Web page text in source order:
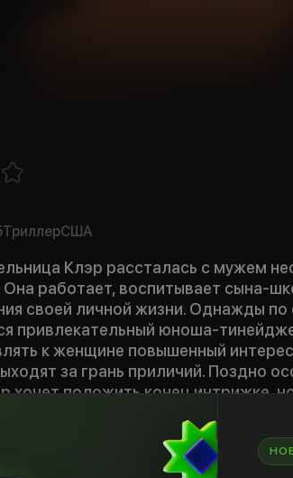
ТриллерСША
Клэр рассталась с мужем
работает, воспитывает сына-
своей личной жизни. Однажды по
привлекательный юноша-
к женщине повышенный
за грань приличий. Поздно
хочет положить конец интрижке,
зловещий оборот…
she couldn't resist, an obsession he